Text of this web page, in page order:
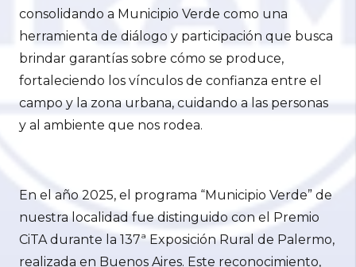
consolidando a Municipio Verde como una
herramienta de diálogo y participación que busca
brindar garantías sobre cómo se produce,
fortaleciendo los vínculos de confianza entre el
campo y la zona urbana, cuidando a las personas
y al ambiente que nos rodea.
En el año 2025, el programa “Municipio Verde” de
nuestra localidad fue distinguido con el Premio
CiTA durante la 137ª Exposición Rural de Palermo,
realizada en Buenos Aires. Este reconocimiento,